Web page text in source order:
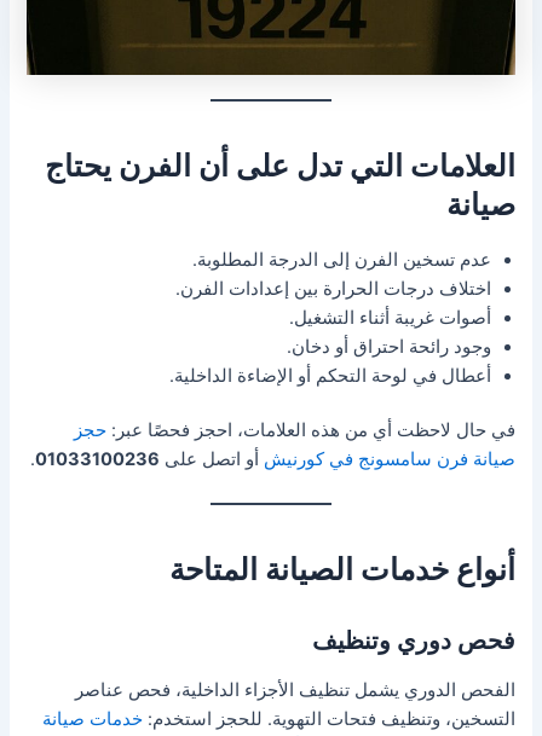
العلامات التي تدل على أن الفرن يحتاج
صيانة
عدم تسخين الفرن إلى الدرجة المطلوبة.
اختلاف درجات الحرارة بين إعدادات الفرن.
أصوات غريبة أثناء التشغيل.
وجود رائحة احتراق أو دخان.
أعطال في لوحة التحكم أو الإضاءة الداخلية.
في حال لاحظت أي من هذه العلامات، احجز فحصًا عبر:حجز
صيانة فرن سامسونج في كورنيش أو اتصل على 01033100236
.
أنواع خدمات الصيانة المتاحة
فحص دوري وتنظيف
الفحص الدوري يشمل تنظيف الأجزاء الداخلية، فحص عناصر
التسخين، وتنظيف فتحات التهوية. للحجز استخدم:خدمات صيانة